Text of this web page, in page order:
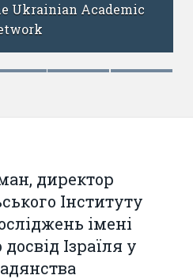
Academic
директор
Інституту
імені
Ізраїля у